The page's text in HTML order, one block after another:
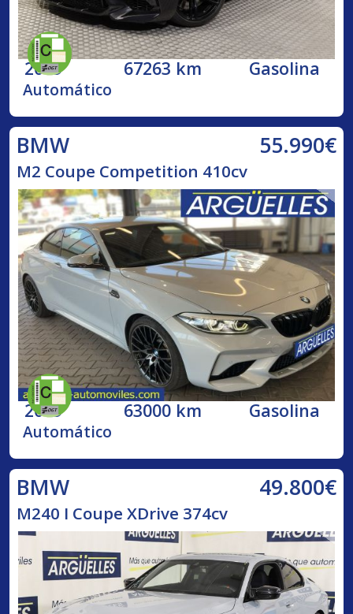
2019 67263 km Gasolina
Automático
BMW 55.990€
M2 Coupe Competition 410cv
2019 63000 km Gasolina
Automático
BMW 49.800€
M240 I Coupe XDrive 374cv